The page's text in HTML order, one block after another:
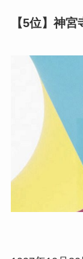
【5位】神宮